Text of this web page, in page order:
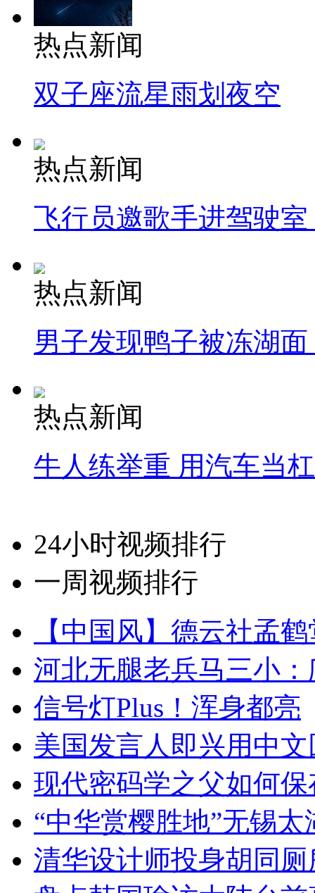
热点新闻
双子座流星雨划夜空
热点新闻
飞行员邀歌手进驾驶
热点新闻
男子发现鸭子被冻湖
热点新闻
牛人练举重 用汽车当
24小时视频排行
一周视频排行
【中国风】德云社孟
河北无腿老兵马三小
信号灯Plus！浑身都亮
美国发言人即兴用中
现代密码学之父如何
“中华赏樱胜地”无锡
清华设计师投身胡同